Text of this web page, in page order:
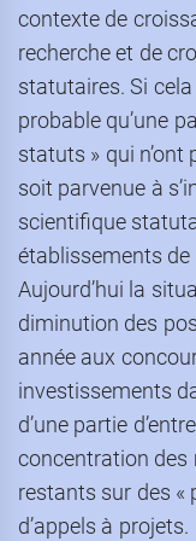
contexte de
recherche et de
statutaires. Si
probable qu’une
statuts » qui n’ont
soit parvenue à
scientifique
établissements de
Aujourd’hui la
diminution des
année aux
investissements
d’une partie
concentration des
restants sur des «
d’appels à projets.